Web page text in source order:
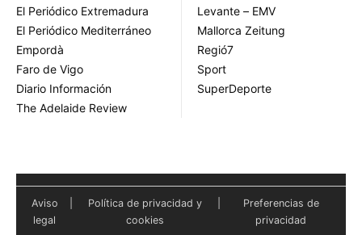
El Periódico Extremadura
El Periódico Mediterráneo
Empordà
Faro de Vigo
Diario Información
The Adelaide Review
Levante – EMV
Mallorca Zeitung
Regió7
Sport
SuperDeporte
Aviso
legal
Política de privacidad y
cookies
Preferencias de
privacidad